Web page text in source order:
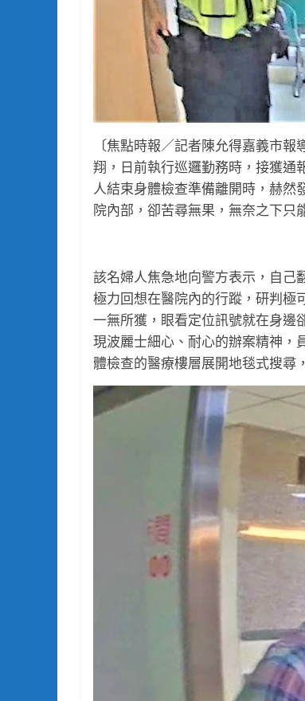
〔焦點時報／記者陳允得嘉義市
翔，日前執行巡邏勤務時，接獲通
人結束身體檢查準備離開時，赫然
院內部，卻苦尋無果，無奈之下只
該名婦人焦急地向警方表示，自己
極力回想在醫院內的行蹤，研判極
一無所獲，眼看定位訊號就在身邊
現波麗士細心、耐心的辦案精神，
體檢查的醫療樓層展開地毯式搜尋